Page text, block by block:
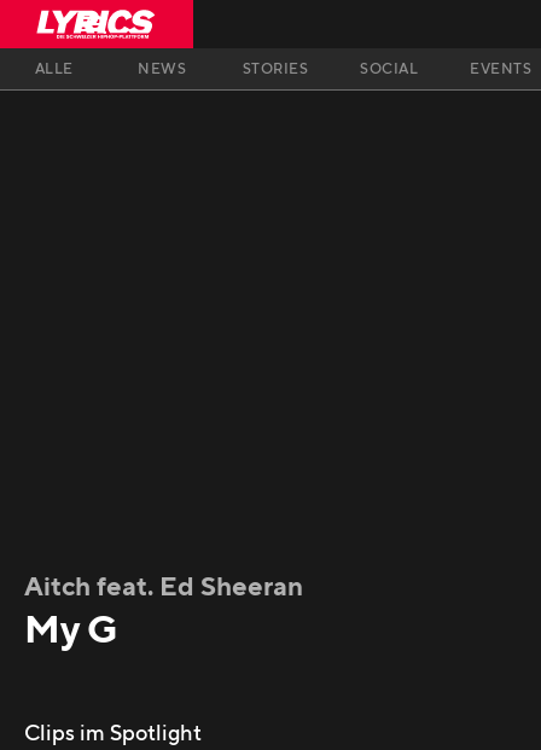
ALLE NEWS STORIES SOCIAL EVENTS
Aitch feat. Ed Sheeran
My G
Clips im Spotlight